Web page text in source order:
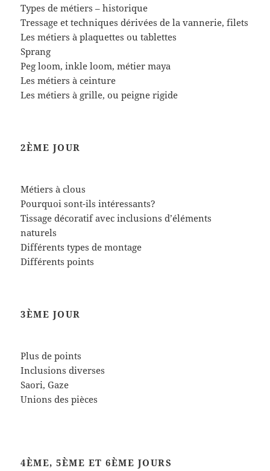
Types de métiers – historique
Tressage et techniques dérivées de la vannerie, filets
Les métiers à plaquettes ou tablettes
Sprang
Peg loom, inkle loom, métier maya
Les métiers à ceinture
Les métiers à grille, ou peigne rigide
2ÈME JOUR
Métiers à clous
Pourquoi sont-ils intéressants?
Tissage décoratif avec inclusions d’éléments
naturels
Différents types de montage
Différents points
3ÈME JOUR
Plus de points
Inclusions diverses
Saori, Gaze
Unions des pièces
4ÈME, 5ÈME ET 6ÈME JOURS